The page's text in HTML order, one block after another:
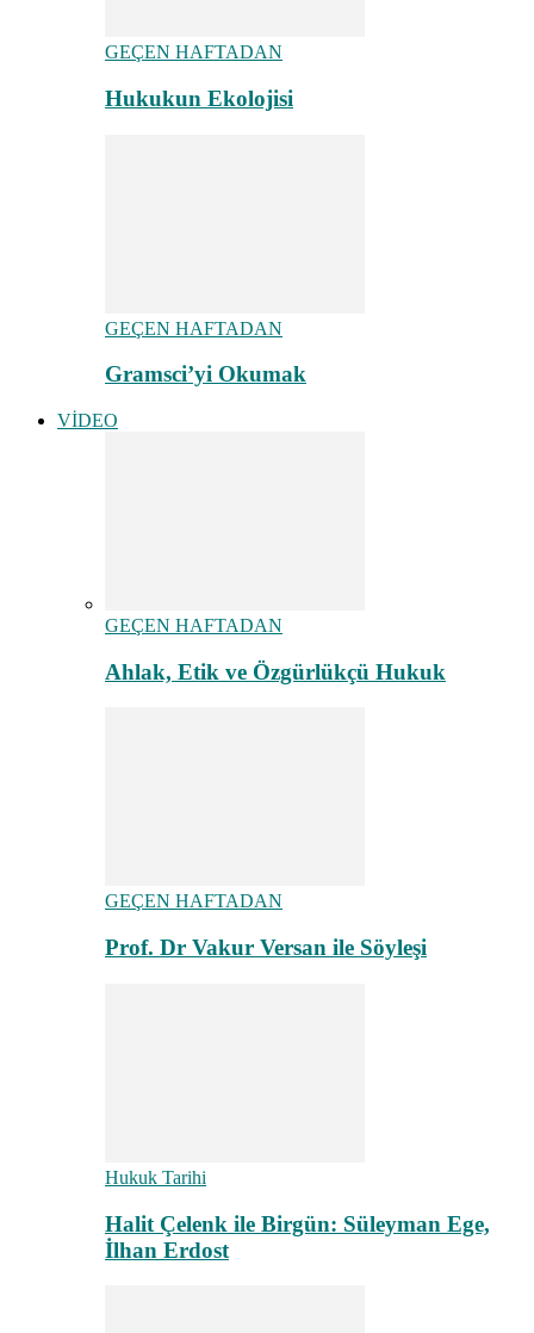
GEÇEN HAFTADAN
Hukukun Ekolojisi
GEÇEN HAFTADAN
Gramsci’yi Okumak
VİDEO
GEÇEN HAFTADAN
Ahlak, Etik ve Özgürlükçü Hukuk
GEÇEN HAFTADAN
Prof. Dr Vakur Versan ile Söyleşi
Hukuk Tarihi
Halit Çelenk ile Birgün: Süleyman Ege,
İlhan Erdost